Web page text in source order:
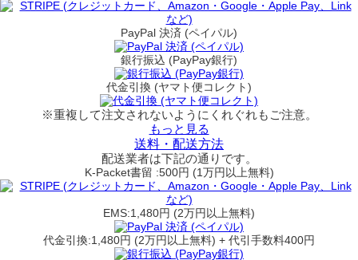
PayPal 決済 (ペイパル)
銀行振込 (PayPay銀行)
代金引換 (ヤマト便コレクト)
※重複して注文されないようにくれぐれもご注意。
もっと見る
送料・配送方法
配送業者は下記の通りです。
K-Packet書留 :500円 (1万円以上無料)
EMS:1,480円 (2万円以上無料)
代金引換:1,480円 (2万円以上無料) + 代引手数料400円